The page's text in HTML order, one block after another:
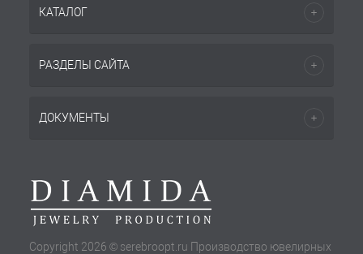
КАТАЛОГ
РАЗДЕЛЫ САЙТА
ДОКУМЕНТЫ
Copyright 2026 © serebroopt.ru Производство ювелирных